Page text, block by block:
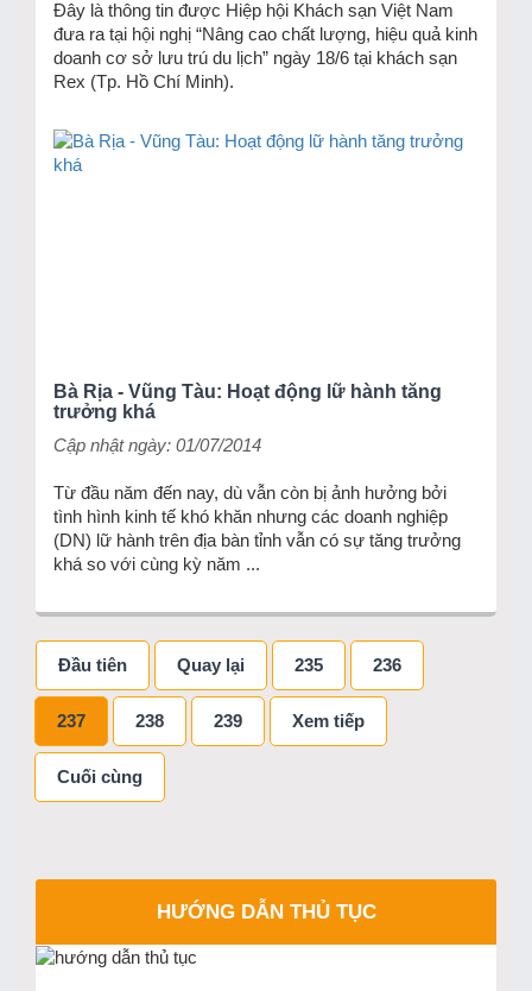
Đây là thông tin được Hiệp hội Khách sạn Việt Nam
đưa ra tại hội nghị “Nâng cao chất lượng, hiệu quả kinh
doanh cơ sở lưu trú du lịch” ngày 18/6 tại khách sạn
Rex (Tp. Hồ Chí Minh).
Bà Rịa - Vũng Tàu: Hoạt động lữ hành tăng
trưởng khá
Cập nhật ngày: 01/07/2014
Từ đầu năm đến nay, dù vẫn còn bị ảnh hưởng bởi
tình hình kinh tế khó khăn nhưng các doanh nghiệp
(DN) lữ hành trên địa bàn tỉnh vẫn có sự tăng trưởng
khá so với cùng kỳ năm ...
Đầu tiên Quay lại 235 236
237 238 239 Xem tiếp
Cuối cùng
HƯỚNG DẪN THỦ TỤC